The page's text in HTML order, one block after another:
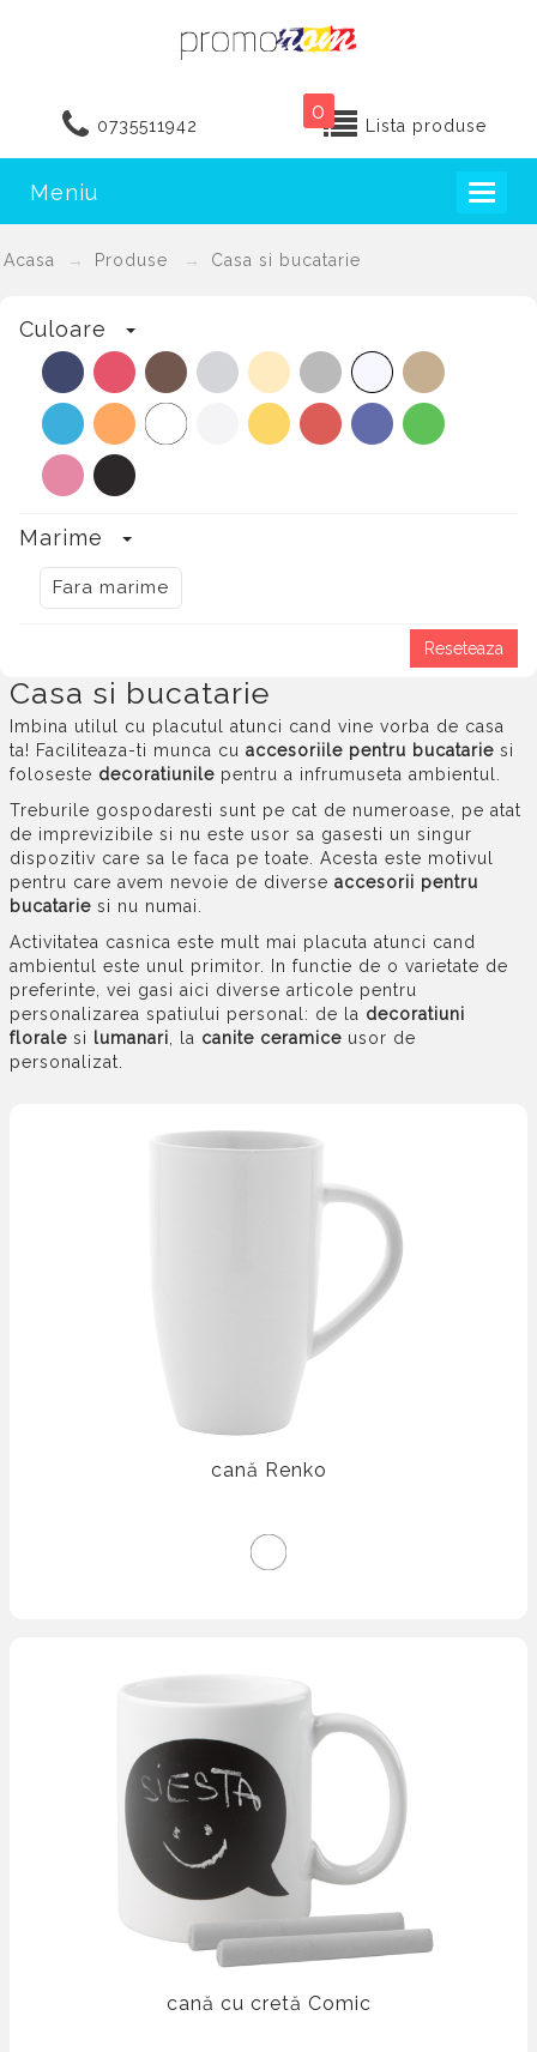
0735511942
0
Lista produse
Meniu
Acasa Produse Casa si bucatarie
Culoare
Marime
Fara marime
Reseteaza
Casa si bucatarie
Imbina utilul cu placutul atunci cand vine vorba de casa
ta! Faciliteaza-ti munca cu accesoriile pentru bucatarie si
foloseste decoratiunile pentru a infrumuseta ambientul.
Treburile gospodaresti sunt pe cat de numeroase, pe atat
de imprevizibile si nu este usor sa gasesti un singur
dispozitiv care sa le faca pe toate. Acesta este motivul
pentru care avem nevoie de diverse accesorii pentru
bucatarie si nu numai.
Activitatea casnica este mult mai placuta atunci cand
ambientul este unul primitor. In functie de o varietate de
preferinte, vei gasi aici diverse articole pentru
personalizarea spatiului personal: de la decoratiuni
florale si lumanari , la canite ceramice usor de
personalizat.
cană Renko
cană cu cretă Comic